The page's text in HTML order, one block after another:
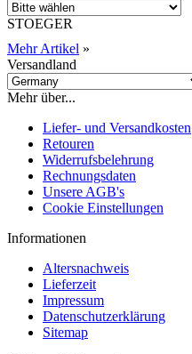
STOEGER
Mehr Artikel »
Versandland
Mehr über...
Liefer- und Versandkosten
Retouren
Widerrufsbelehrung
Rechnungsdaten
Unsere AGB's
Cookie Einstellungen
Informationen
Altersnachweis
Lieferzeit
Impressum
Datenschutzerklärung
Sitemap